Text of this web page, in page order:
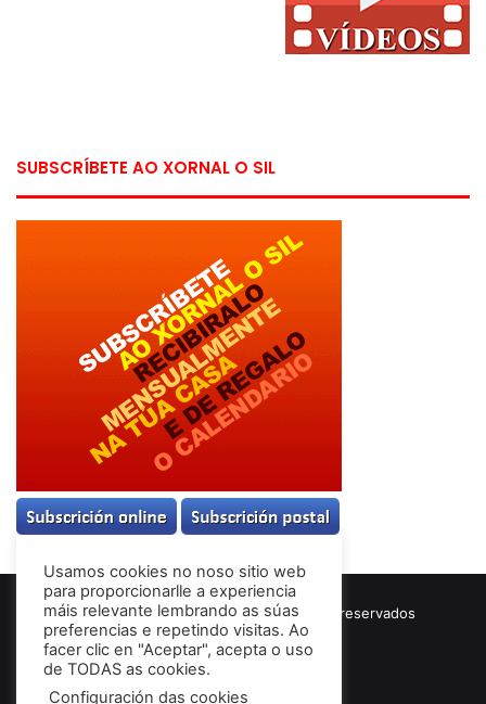
SUBSCRÍBETE AO XORNAL O SIL
© Copyright 2026, Todos los derechos reservados
Términos & Condiciones
Usamos cookies no noso sitio web
para proporcionarlle a experiencia
máis relevante lembrando as súas
preferencias e repetindo visitas. Ao
facer clic en "Aceptar", acepta o uso
de TODAS as cookies.
Configuración das cookies